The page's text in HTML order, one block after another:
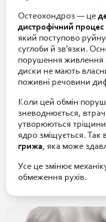
Остеохондроз — це
дистрофічний процес
який поступово
суглоби й зв’язки.
порушення живлення
диски не мають
поживні речовини
Коли цей обмін
зневоднюється,
утворюються тріщини
ядро зміщується. Так
грижа, яка може
Усе це змінює
обмеження рухів.